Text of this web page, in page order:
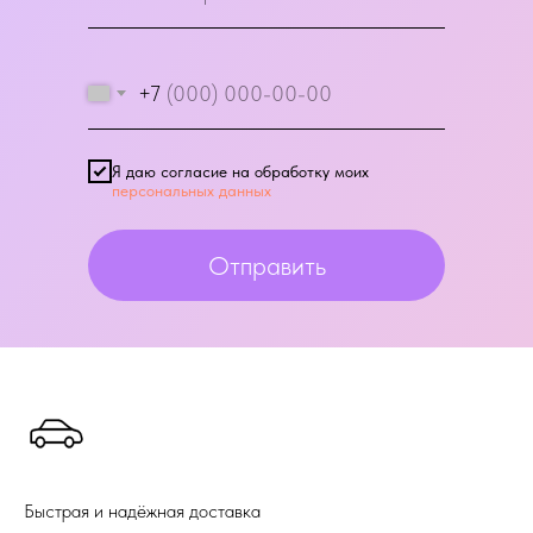
+7
Я даю согласие на обработку моих
персональных данных
Отправить
Быстрая и надёжная доставка